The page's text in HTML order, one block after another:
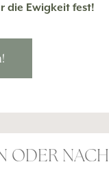
die Ewigkeit fest!
ODER